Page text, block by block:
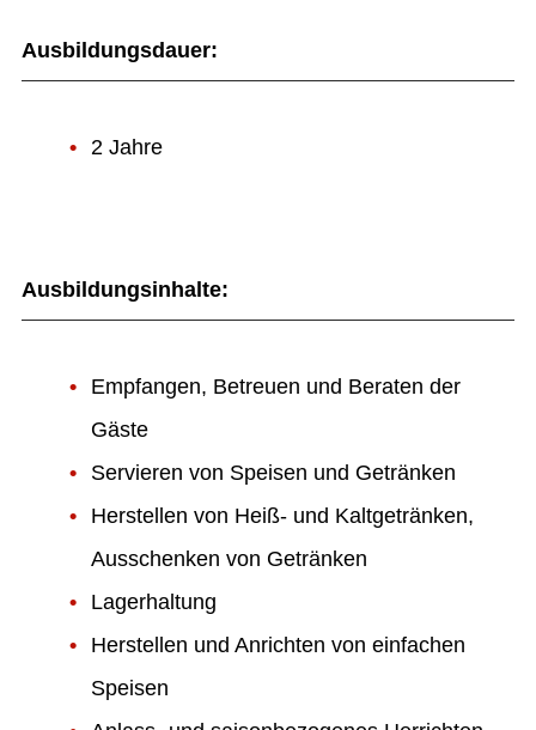
Ausbildungsdauer:
2 Jahre
Ausbildungsinhalte:
Empfangen, Betreuen und Beraten der
Gäste
Servieren von Speisen und Getränken
Herstellen von Heiß- und Kaltgetränken,
Ausschenken von Getränken
Lagerhaltung
Herstellen und Anrichten von einfachen
Speisen